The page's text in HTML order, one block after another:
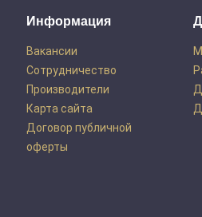
Информация
Вакансии
Сотрудничество
Производители
Карта сайта
Договор публичной
оферты